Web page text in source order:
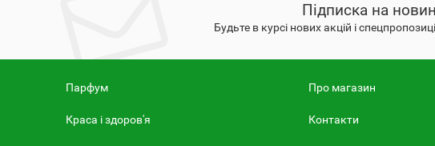
Підписка на
Будьте в курсі нових акцій і
Парфум
Краса і здоров'я
Про магазин
Контакти